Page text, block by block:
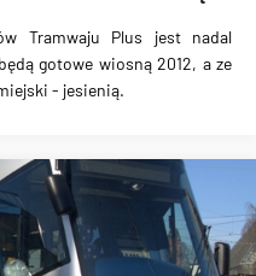
Tramwaju Plus jest nadal
gotowe wiosną 2012, a ze
- jesienią.